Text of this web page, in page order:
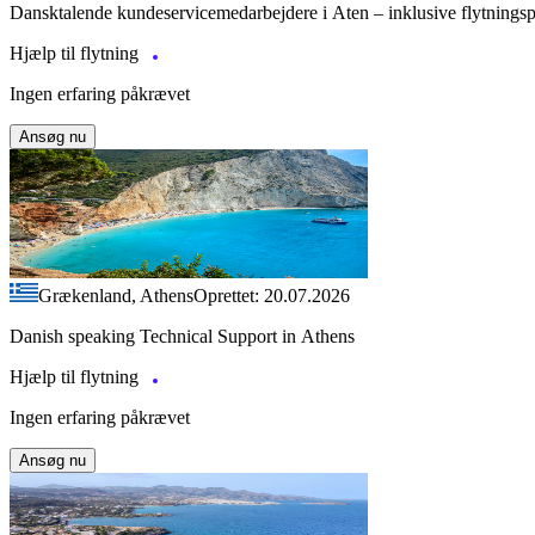
Dansktalende kundeservicemedarbejdere i Aten – inklusive
Hjælp til flytning
Ingen erfaring påkrævet
Ansøg nu
Grækenland, AthensOprettet: 20.07.2026
Danish speaking Technical Support in Athens
Hjælp til flytning
Ingen erfaring påkrævet
Ansøg nu